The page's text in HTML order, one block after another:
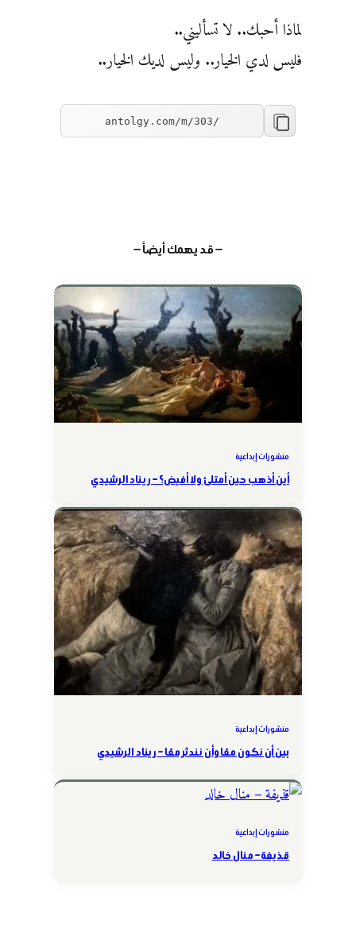
لماذا أحبك.. لا تسأليني..
فليس لدي الخيار.. وليس لديك الخيار..
— قد يهمك أيضاً —
منشورات إبداعية
أين أذهب حين أمتلئ ولا أفيض؟ – ريناد الرشيدي
منشورات إبداعية
بين أن نكون معًا وأن نندثر معًا – ريناد الرشيدي
منشورات إبداعية
قذيفة – منال خالد